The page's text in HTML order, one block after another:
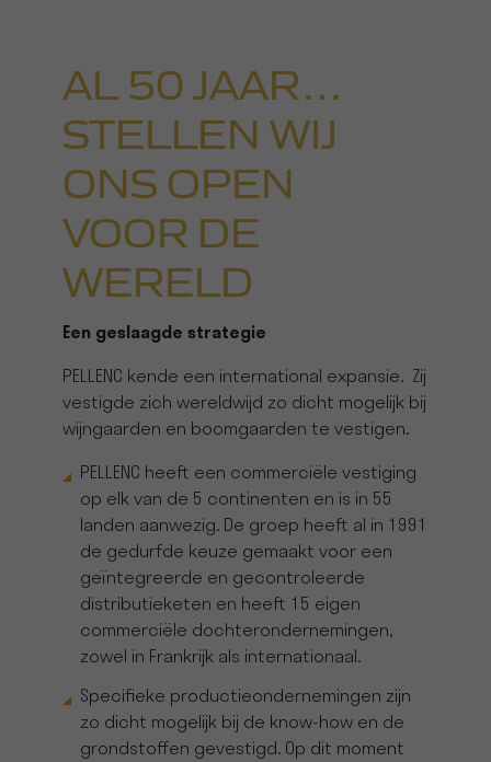
AL 50 JAAR…
STELLEN WIJ
ONS OPEN
VOOR DE
WERELD
Een geslaagde strategie
PELLENC kende een international expansie. Zij
vestigde zich wereldwijd zo dicht mogelijk bij
wijngaarden en boomgaarden te vestigen.
PELLENC heeft een commerciële vestiging
op elk van de 5 continenten en is in 55
landen aanwezig. De groep heeft al in 1991
de gedurfde keuze gemaakt voor een
geïntegreerde en gecontroleerde
distributieketen en heeft 15 eigen
commerciële dochterondernemingen,
zowel in Frankrijk als internationaal.
Specifieke productieondernemingen zijn
zo dicht mogelijk bij de know-how en de
grondstoffen gevestigd. Op dit moment